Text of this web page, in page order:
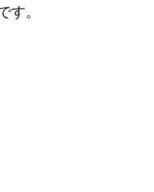
す。